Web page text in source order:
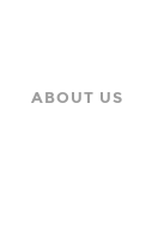
ABOUT US